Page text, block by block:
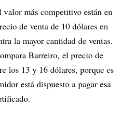
más competitivo están en
de venta de 10 dólares en
la mayor cantidad de ventas.
Barreiro, el precio de
los 13 y 16 dólares, porque es
está dispuesto a pagar esa